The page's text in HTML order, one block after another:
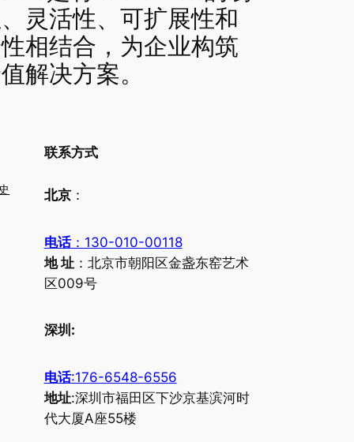
灵活性、可扩展性和
相结合，为企业构筑
解决方案。
联系方式
北京：
电话：130-010-00118
地 址：北京市朝阳区金盏东窑艺术
区009号
深圳:
电话:176-6548-6556
地址:深圳市福田区下沙京基滨河时
代大厦A座55楼